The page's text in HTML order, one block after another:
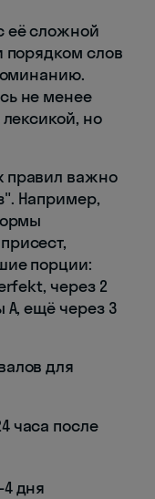
её сложной
порядком слов
не менее
но
правил важно
Например,
порции:
через 2
ещё через 3
для
часа после
дня